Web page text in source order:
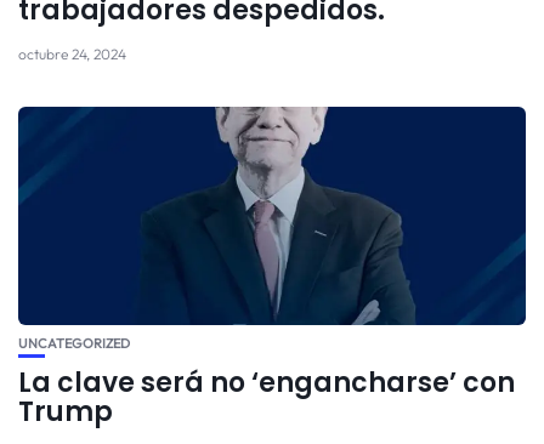
trabajadores despedidos.
octubre 24, 2024
UNCATEGORIZED
La clave será no ‘engancharse’ con
Trump